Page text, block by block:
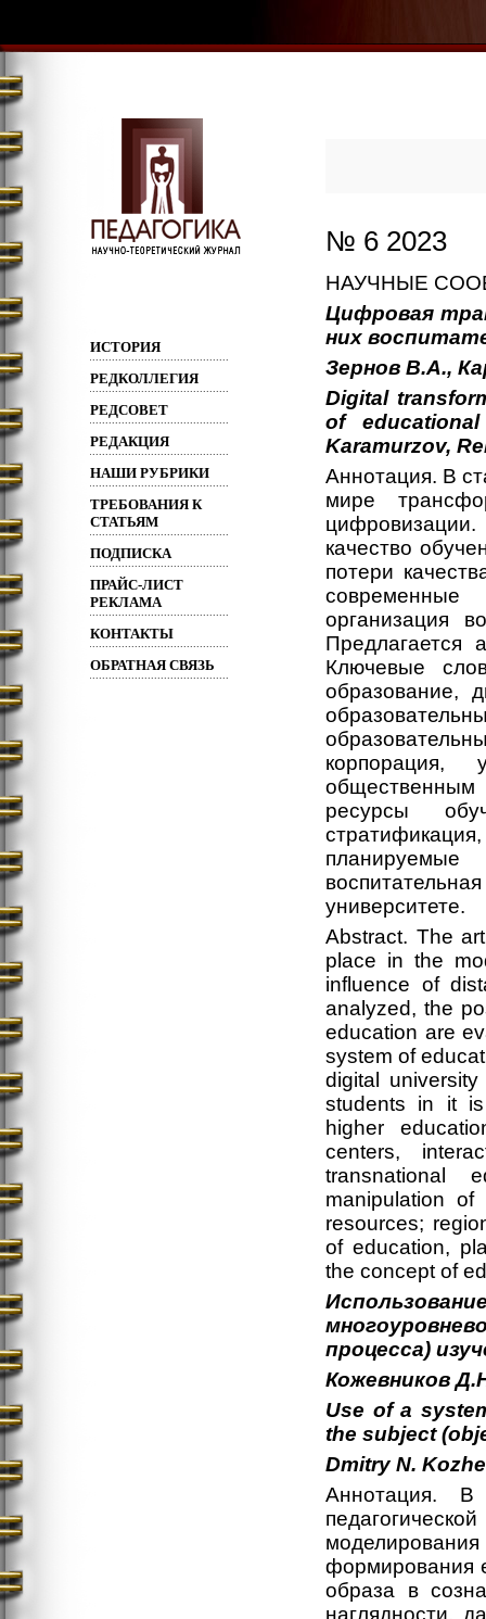
ИСТОРИЯ
РЕДКОЛЛЕГИЯ
РЕДСОВЕТ
РЕДАКЦИЯ
НАШИ РУБРИКИ
ТРЕБОВАНИЯ К
СТАТЬЯМ
ПОДПИСКА
ПРАЙС-ЛИСТ
РЕКЛАМА
КОНТАКТЫ
ОБРАТНАЯ СВЯЗЬ
№ 6 2023
НАУЧНЫЕ
Цифровая
них
Зернов В.А.,
Digital
of
Karamurzov,
Аннотация. В
мире
качество
потери
современные
организация
Предлагается
Ключевые
образование,
корпорация,
ресурсы
планируемые
университете.
Abstract. The
place in the
influence of
analyzed, the
education are
system of
digital
students in it is
higher
centers,
transnational
manipulation of
resources;
of education,
the concept of
процесса)
КожевниковД
Use of a
the subject
DmitryN.
Аннотация. В
моделирования
формирования
образа в
наглядности,